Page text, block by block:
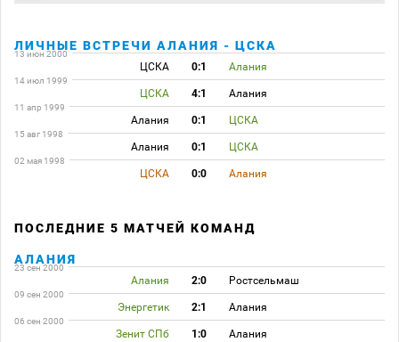
ЛИЧНЫЕ ВСТРЕЧИ АЛАНИЯ - ЦСКА
13 июн 2000
ЦСКА 0:1 Алания
14 июл 1999
ЦСКА 4:1 Алания
11 апр 1999
Алания 0:1 ЦСКА
15 авг 1998
Алания 0:1 ЦСКА
02 мая 1998
ЦСКА 0:0 Алания
ПОСЛЕДНИЕ 5 МАТЧЕЙ КОМАНД
АЛАНИЯ
23 сен 2000
Алания 2:0 Ростсельмаш
09 сен 2000
Энергетик 2:1 Алания
06 сен 2000
Зенит СПб 1:0 Алания